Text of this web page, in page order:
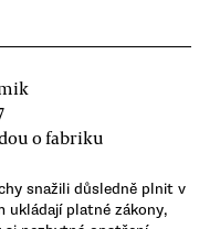
o fabriku
snažili důsledně plnit v
ukládají platné zákony,